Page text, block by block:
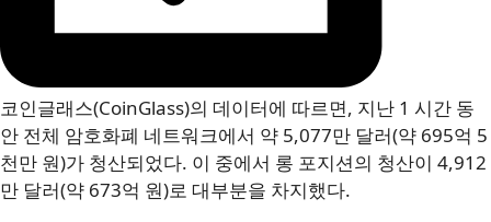
코인글래스(CoinGlass)의 데이터에 따르면, 지난 1 시간 동
안 전체 암호화폐 네트워크에서 약 5,077만 달러(약 695억 5
천만 원)가 청산되었다. 이 중에서 롱 포지션의 청산이 4,912
만 달러(약 673억 원)로 대부분을 차지했다.